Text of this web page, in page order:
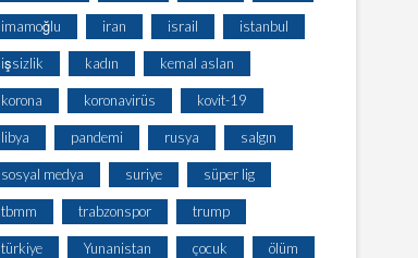
imamoğlu iran israil istanbul
işsizlik kadın kemal aslan
korona koronavirüs kovit-19
libya pandemi rusya salgın
sosyal medya suriye süper lig
tbmm trabzonspor trump
türkiye Yunanistan çocuk ölüm